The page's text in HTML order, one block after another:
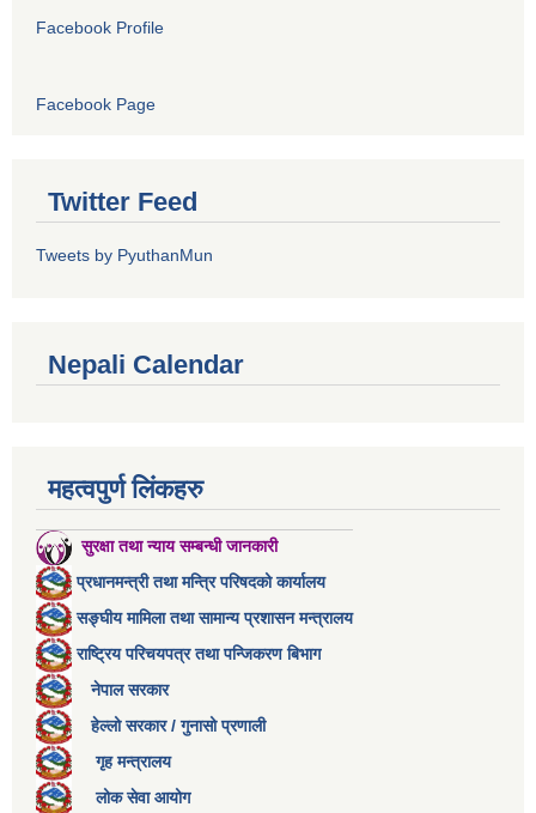
Facebook Profile
Facebook Page
Twitter Feed
Tweets by PyuthanMun
Nepali Calendar
महत्वपुर्ण लिंकहरु
सुरक्षा तथा न्याय सम्बन्धी जानकारी
प्रधानमन्त्री तथा मन्त्रि परिषदको कार्यालय
सङ्घीय मामिला तथा सामान्य प्रशासन मन्त्रालय
राष्ट्रिय परिचयपत्र तथा पन्जिकरण बिभाग
नेपाल सरकार
हेल्लो सरकार / गुनासो प्रणाली
गृह मन्त्रालय
लोक सेवा आयोग